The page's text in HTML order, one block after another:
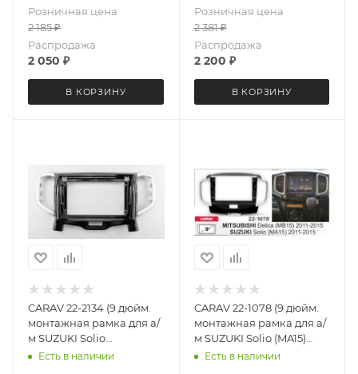
Розничная цена
2 185₽
Распродажа
2 050 ₽
В КОРЗИНУ
Розничная цена
2 381₽
Распродажа
2 200 ₽
В КОРЗИНУ
CARAV 22-2134 (9 дюйм.
монтажная рамка для а/
м SUZUKI Solio
MA26/MA36 2015-2020
Есть в наличии
CARAV 22-1078 (9 дюйм.
монтажная рамка для а/
м SUZUKI Solio (MA15)
2011-15 / MITSUBISHI
Есть в наличии